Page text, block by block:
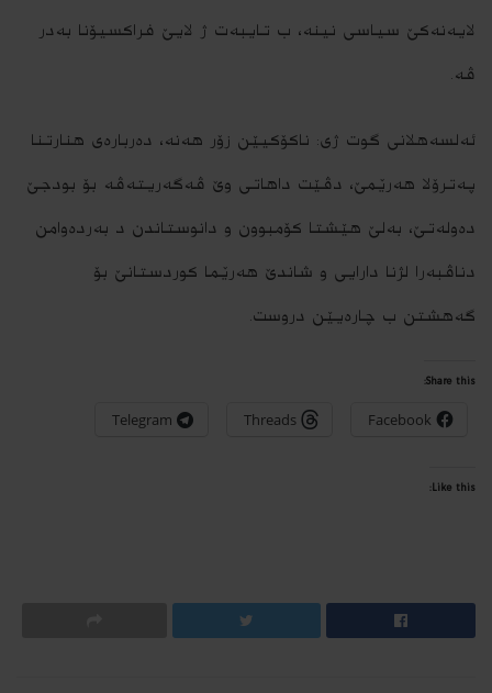
لایەنه‌كێ سیاسی نینە، ب تایبەت ژ لایێ فراکسیۆنا بەدر
ڤە.
ئەلسەهلانی گوت ژى: ناکۆکیێن زۆر هەنه‌، ده‌ربارەی هنارتنا
په‌ترۆلا هەرێمێ، دڤێت داهاتی وێ ڤه‌گه‌ریته‌ڤه‌ بۆ بودجێ
دەولەتێ، بەلێ هێشتا کۆمبوون و دانوستاندن د بەردەوامن
دناڤبه‌را لژنا دارایی و شاندێ هەرێما کوردستانێ بۆ
گەهشتن ب چاره‌یێن دروست.
Share this:
Facebook
Threads
Telegram
Like this: